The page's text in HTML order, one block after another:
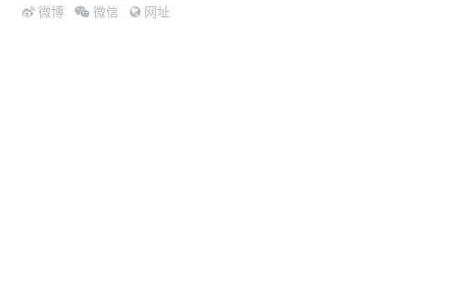
微博 微信 网址